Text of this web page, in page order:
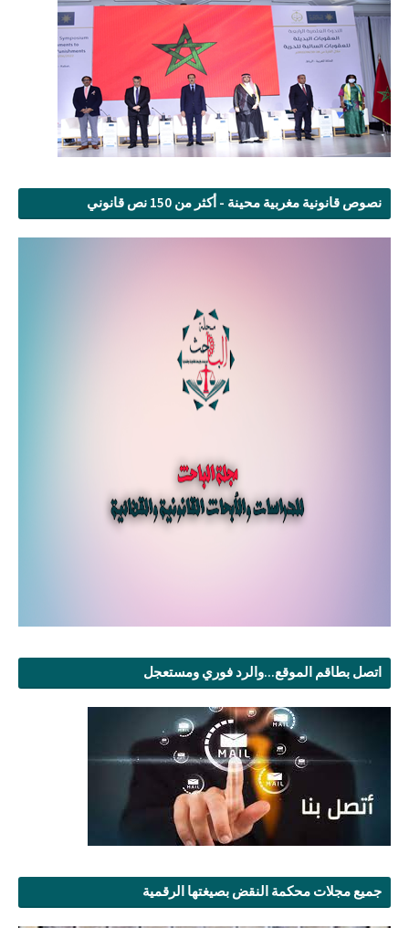
نصوص قانونية مغربية محينة - أكثر من 150 نص قانوني
اتصل بطاقم الموقع...والرد فوري ومستعجل
جميع مجلات محكمة النقض بصيغتها الرقمية